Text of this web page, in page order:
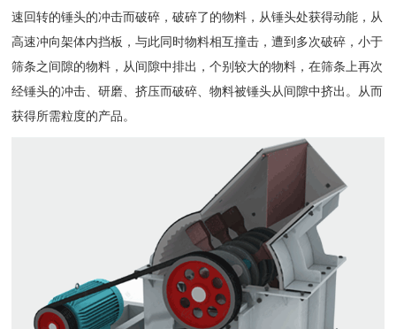
速回转的锤头的冲击而破碎，破碎了的物料，从锤头处获得动能，从
高速冲向架体内挡板，与此同时物料相互撞击，遭到多次破碎，小于
筛条之间隙的物料，从间隙中排出，个别较大的物料，在筛条上再次
经锤头的冲击、研磨、挤压而破碎、物料被锤头从间隙中挤出。从而
获得所需粒度的产品。